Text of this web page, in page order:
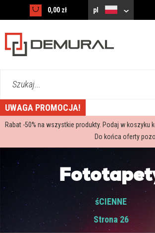
0,00 zł pl
Szukaj...
UWAGA PROMOCJA!
Rabat -50% na wszystkie produkty. Podaj w koszyku
Do końca oferty
śCIENNE
Strona 26